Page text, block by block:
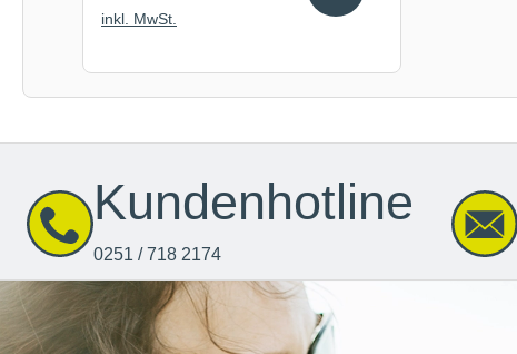
inkl. MwSt.
Kundenhotline
0251 / 718 2174